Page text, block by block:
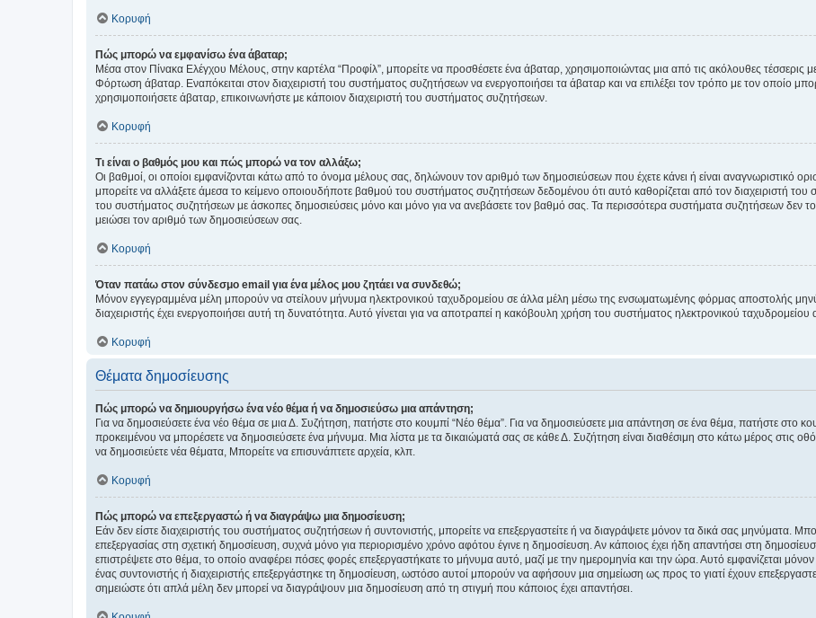
Κορυφή
Πώς μπορώ να εμφανίσω ένα άβαταρ;
Μέσα στον Πίνακα Ελέγχου Μέλους, στην καρτέλα “Προφίλ”, μπορείτε να προσθέσετε ένα άβαταρ, χρησιμοποιώντας μια από τις ακόλουθες
Φόρτωση άβαταρ. Εναπόκειται στον διαχειριστή του συστήματος συζητήσεων να ενεργοποιήσει τα άβαταρ και να επιλέξει τον τρόπο με τον οποίο
χρησιμοποιήσετε άβαταρ, επικοινωνήστε με κάποιον διαχειριστή του συστήματος συζητήσεων.
Κορυφή
Τι είναι ο βαθμός μου και πώς μπορώ να τον αλλάξω;
Οι βαθμοί, οι οποίοι εμφανίζονται κάτω από το όνομα μέλους σας, δηλώνουν τον αριθμό των δημοσιεύσεων που έχετε κάνει ή είναι αναγνωριστικό
μπορείτε να αλλάξετε άμεσα το κείμενο οποιουδήποτε βαθμού του συστήματος συζητήσεων δεδομένου ότι αυτό καθορίζεται από τον διαχειριστή
του συστήματος συζητήσεων με άσκοπες δημοσιεύσεις μόνο και μόνο για να ανεβάσετε τον βαθμό σας. Τα περισσότερα συστήματα συζητήσεων δεν
μειώσει τον αριθμό των δημοσιεύσεων σας.
Κορυφή
Όταν πατάω στον σύνδεσμο email για ένα μέλος μου ζητάει να συνδεθώ;
Μόνον εγγεγραμμένα μέλη μπορούν να στείλουν μήνυμα ηλεκτρονικού ταχυδρομείου σε άλλα μέλη μέσω της ενσωματωμένης φόρμας αποστολής
διαχειριστής έχει ενεργοποιήσει αυτή τη δυνατότητα. Αυτό γίνεται για να αποτραπεί η κακόβουλη χρήση του συστήματος ηλεκτρονικού
Κορυφή
Θέματα δημοσίευσης
Πώς μπορώ να δημιουργήσω ένα νέο θέμα ή να δημοσιεύσω μια απάντηση;
Για να δημοσιεύσετε ένα νέο θέμα σε μια Δ. Συζήτηση, πατήστε στο κουμπί “Νέο θέμα”. Για να δημοσιεύσετε μια απάντηση σε ένα θέμα, πατήστε στο
προκειμένου να μπορέσετε να δημοσιεύσετε ένα μήνυμα. Μια λίστα με τα δικαιώματά σας σε κάθε Δ. Συζήτηση είναι διαθέσιμη στο κάτω μέρος στις
να δημοσιεύετε νέα θέματα, Μπορείτε να επισυνάπτετε αρχεία, κλπ.
Κορυφή
Πώς μπορώ να επεξεργαστώ ή να διαγράψω μια δημοσίευση;
Εάν δεν είστε διαχειριστής του συστήματος συζητήσεων ή συντονιστής, μπορείτε να επεξεργαστείτε ή να διαγράψετε μόνον τα δικά σας μηνύματα.
επεξεργασίας στη σχετική δημοσίευση, συχνά μόνο για περιορισμένο χρόνο αφότου έγινε η δημοσίευση. Αν κάποιος έχει ήδη απαντήσει στη
επιστρέψετε στο θέμα, το οποίο αναφέρει πόσες φορές επεξεργαστήκατε το μήνυμα αυτό, μαζί με την ημερομηνία και την ώρα. Αυτό εμφανίζεται
ένας συντονιστής ή διαχειριστής επεξεργάστηκε τη δημοσίευση, ωστόσο αυτοί μπορούν να αφήσουν μια σημείωση ως προς το γιατί έχουν
σημειώστε ότι απλά μέλη δεν μπορεί να διαγράψουν μια δημοσίευση από τη στιγμή που κάποιος έχει απαντήσει.